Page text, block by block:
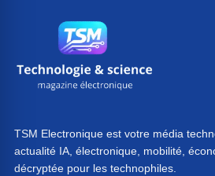
TSM Electronique est votre média
actualité IA, électronique, mobilité,
décryptée pour les technophiles.